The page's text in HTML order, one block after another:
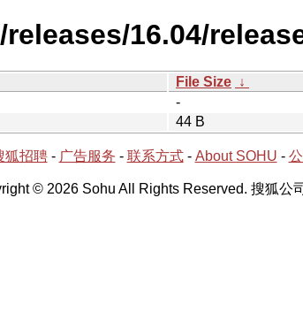
16.04/
File Size ↓
-
44 B
狐招聘- 广告服务 - 联系方式- About SOHU -
© 2026 Sohu All Rights Reserved. 搜狐公司